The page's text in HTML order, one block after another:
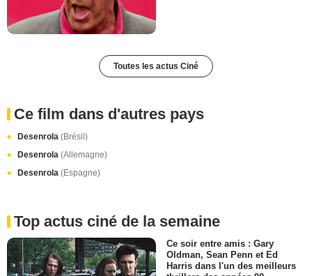
Toutes les actus Ciné
Ce film dans d'autres pays
Desenrola (Brésil)
Desenrola (Allemagne)
Desenrola (Espagne)
Top actus ciné de la semaine
Ce soir entre amis : Gary
Oldman, Sean Penn et Ed
Harris dans l'un des meilleurs